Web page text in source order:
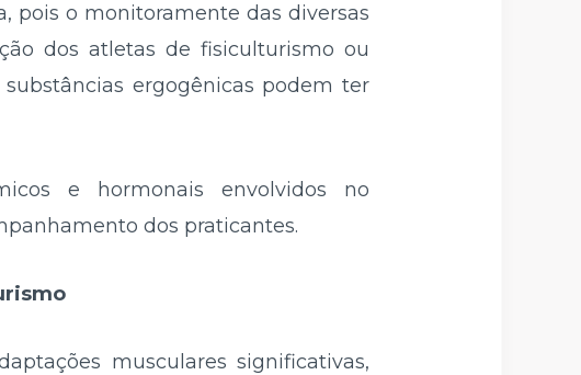
pois o monitoramente das diversas
dos atletas de fisiculturismo ou
ergogênicas podem ter
e hormonais envolvidos no
dos praticantes.
musculares significativas,